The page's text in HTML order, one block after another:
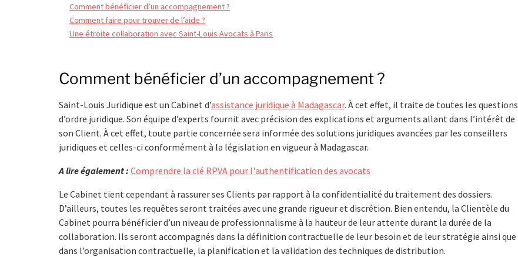
Comment bénéficier d’un accompagnement ?
Comment faire pour trouver de l’aide ?
Une étroite collaboration avec Saint-Louis Avocats à Paris
Comment bénéficier d’un accompagnement ?
Saint-Louis Juridique est un Cabinet d’assistance juridique à Madagascar. À cet effet, il traite de toutes les questions
d’ordre juridique. Son équipe d’experts fournit avec précision des explications et arguments allant dans l’intérêt de
son Client. À cet effet, toute partie concernée sera informée des solutions juridiques avancées par les conseillers
juridiques et celles-ci conformément à la législation en vigueur à Madagascar.
A lire également : Comprendre la clé RPVA pour l'authentification des avocats
Le Cabinet tient cependant à rassurer ses Clients par rapport à la confidentialité du traitement des dossiers.
D’ailleurs, toutes les requêtes seront traitées avec une grande rigueur et discrétion. Bien entendu, la Clientèle du
Cabinet pourra bénéficier d’un niveau de professionnalisme à la hauteur de leur attente durant la durée de la
collaboration. Ils seront accompagnés dans la définition contractuelle de leur besoin et de leur stratégie ainsi que
dans l’organisation contractuelle, la planification et la validation des techniques de distribution.